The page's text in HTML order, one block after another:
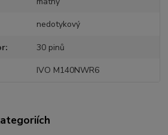
nedotykový
30 pinů
IVO M140NWR6